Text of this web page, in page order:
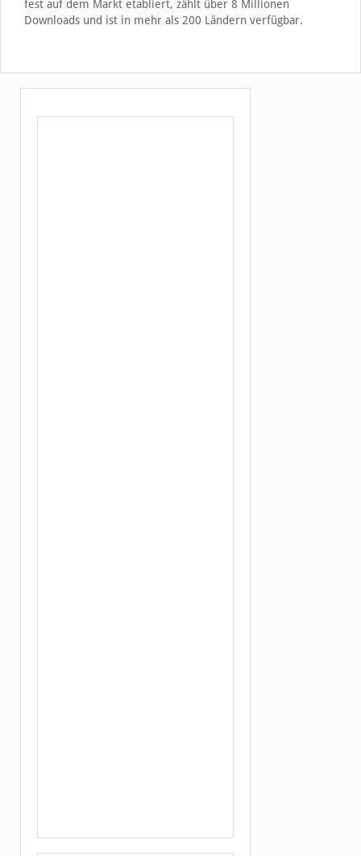
fest auf dem Markt etabliert, zählt über 8 Millionen
Downloads und ist in mehr als 200 Ländern verfügbar.